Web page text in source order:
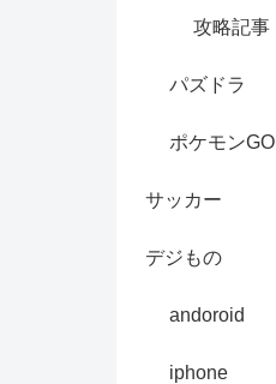
攻略記事
パズドラ
ポケモンGO
サッカー
デジもの
andoroid
iphone